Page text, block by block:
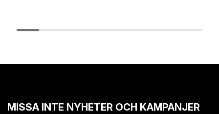
MISSA INTE NYHETER OCH KAMPANJER